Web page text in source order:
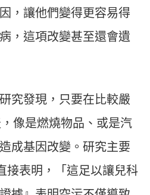
，讓他們變得更容易得
，這項改變甚至還會遺
究發現，只要在比較嚴
像是燃燒物品、或是汽
成基因改變。研究主要
接表明，「這足以讓兒科